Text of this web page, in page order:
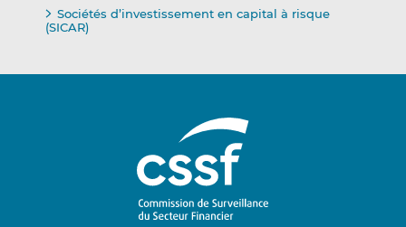
Sociétés d’investissement en capital à risque
(SICAR)